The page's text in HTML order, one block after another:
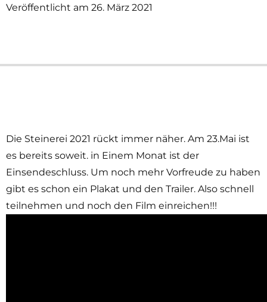
Veröffentlicht am 26. März 2021
Die Steinerei 2021 rückt immer näher. Am 23.Mai ist
es bereits soweit. in Einem Monat ist der
Einsendeschluss. Um noch mehr Vorfreude zu haben
gibt es schon ein Plakat und den Trailer. Also schnell
teilnehmen und noch den Film einreichen!!!